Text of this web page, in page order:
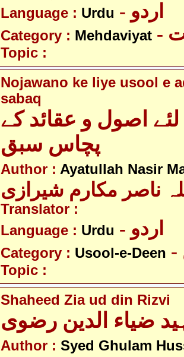
Language : Urdu - اردو
Category : Mehdaviyat
Topic :
Nojawano ke liye usool e
sabaq
اصول و عقائد کے
پچاس سبق
Author : Ayatullah Nasir
ناصر مکارم شیرازی
Translator :
Language : Urdu - اردو
Category : Usool-e-Deen
Topic :
Shaheed Zia ud din Rizvi
ضیاء الدین رضوی
Author : Syed Ghulam